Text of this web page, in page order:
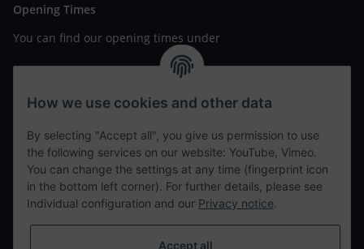
Opening Times
You can find our opening times under
https://www.wannavapor.de/Filialen
your personal site
contact details
tweet
teilen
How we use cookies and other data
By selecting "Accept all", you give us permission to use
the following services on our website: YouTube, Vimeo.
You can change the settings at any time (fingerprint icon
in the bottom left corner). For further details, please see
Individual configuration and our Privacy notice.
Accept all